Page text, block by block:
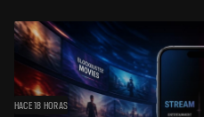
HACE 18 HORAS